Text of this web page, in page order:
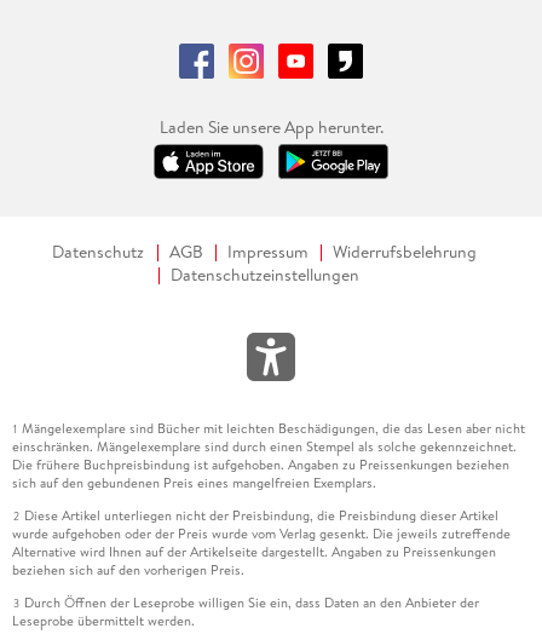
Laden Sie unsere App herunter.
Datenschutz AGB Impressum
Widerrufsbelehrung
Datenschutzeinstellungen
1 Mängelexemplare sind Bücher mit leichten Beschädigungen, die das Lesen aber nicht
einschränken. Mängelexemplare sind durch einen Stempel als solche gekennzeichnet.
Die frühere Buchpreisbindung ist aufgehoben. Angaben zu Preissenkungen beziehen
sich auf den gebundenen Preis eines mangelfreien Exemplars.
2 Diese Artikel unterliegen nicht der Preisbindung, die Preisbindung dieser Artikel
wurde aufgehoben oder der Preis wurde vom Verlag gesenkt. Die jeweils zutreffende
Alternative wird Ihnen auf der Artikelseite dargestellt. Angaben zu Preissenkungen
beziehen sich auf den vorherigen Preis.
3 Durch Öffnen der Leseprobe willigen Sie ein, dass Daten an den Anbieter der
Leseprobe übermittelt werden.